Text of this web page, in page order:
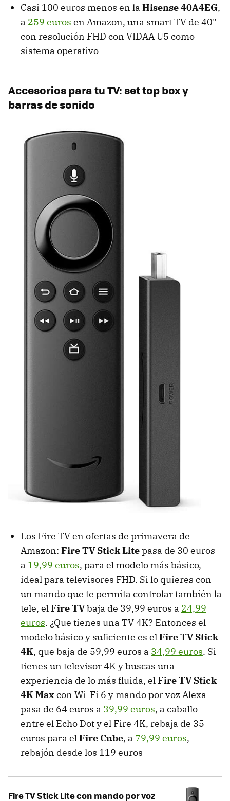
Casi 100 euros menos en la Hisense 40A4EG,
a 259 euros en Amazon, una smart TV de 40"
con resolución FHD con VIDAA U5 como
sistema operativo
Accesorios para tu TV: set top box y
barras de sonido
Los Fire TV en ofertas de primavera de
Amazon: Fire TV Stick Litepasa de 30 euros
a 19,99 euros, para el modelo más básico,
ideal para televisores FHD. Si lo quieres con
un mando que te permita controlar también la
tele, elFire TVbaja de 39,99 euros a 24,99
euros. ¿Que tienes una TV 4K? Entonces el
modelo básico y suficiente es elFire TV Stick
4K, que baja de 59,99 euros a 34,99 euros. Si
tienes un televisor 4K y buscas una
experiencia de lo más fluida, elFire TV Stick
4K Maxcon Wi-Fi 6 y mando por voz Alexa
pasa de 64 euros a 39,99 euros, a caballo
entre el Echo Dot y el Fire 4K, rebaja de 35
euros para elFire Cube, a 79,99 euros,
rebajón desde los 119 euros
Fire TV Stick Lite con mando por voz